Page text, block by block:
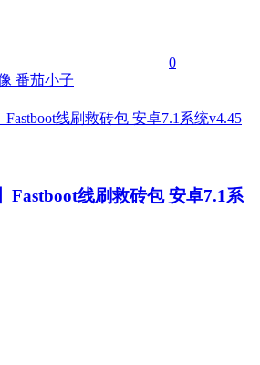
0
番茄小子
Fastboot线刷救砖包 安卓7.1系